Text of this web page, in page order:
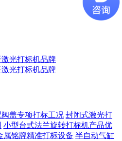
光打标机品牌
光打标机品牌
盖专项打标工况 封闭式激光打
小型台式法兰旋转打标机产品优
属铭牌精准打标设备 半自动气缸